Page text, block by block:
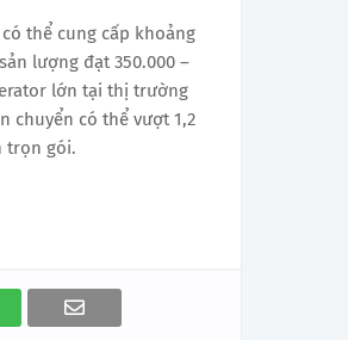
thể cung cấp khoảng
lượng đạt 350.000 –
lớn tại thị trường
chuyển có thể vượt 1,2
trọn gói.